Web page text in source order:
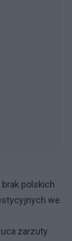
brak polskich
we
zarzuty